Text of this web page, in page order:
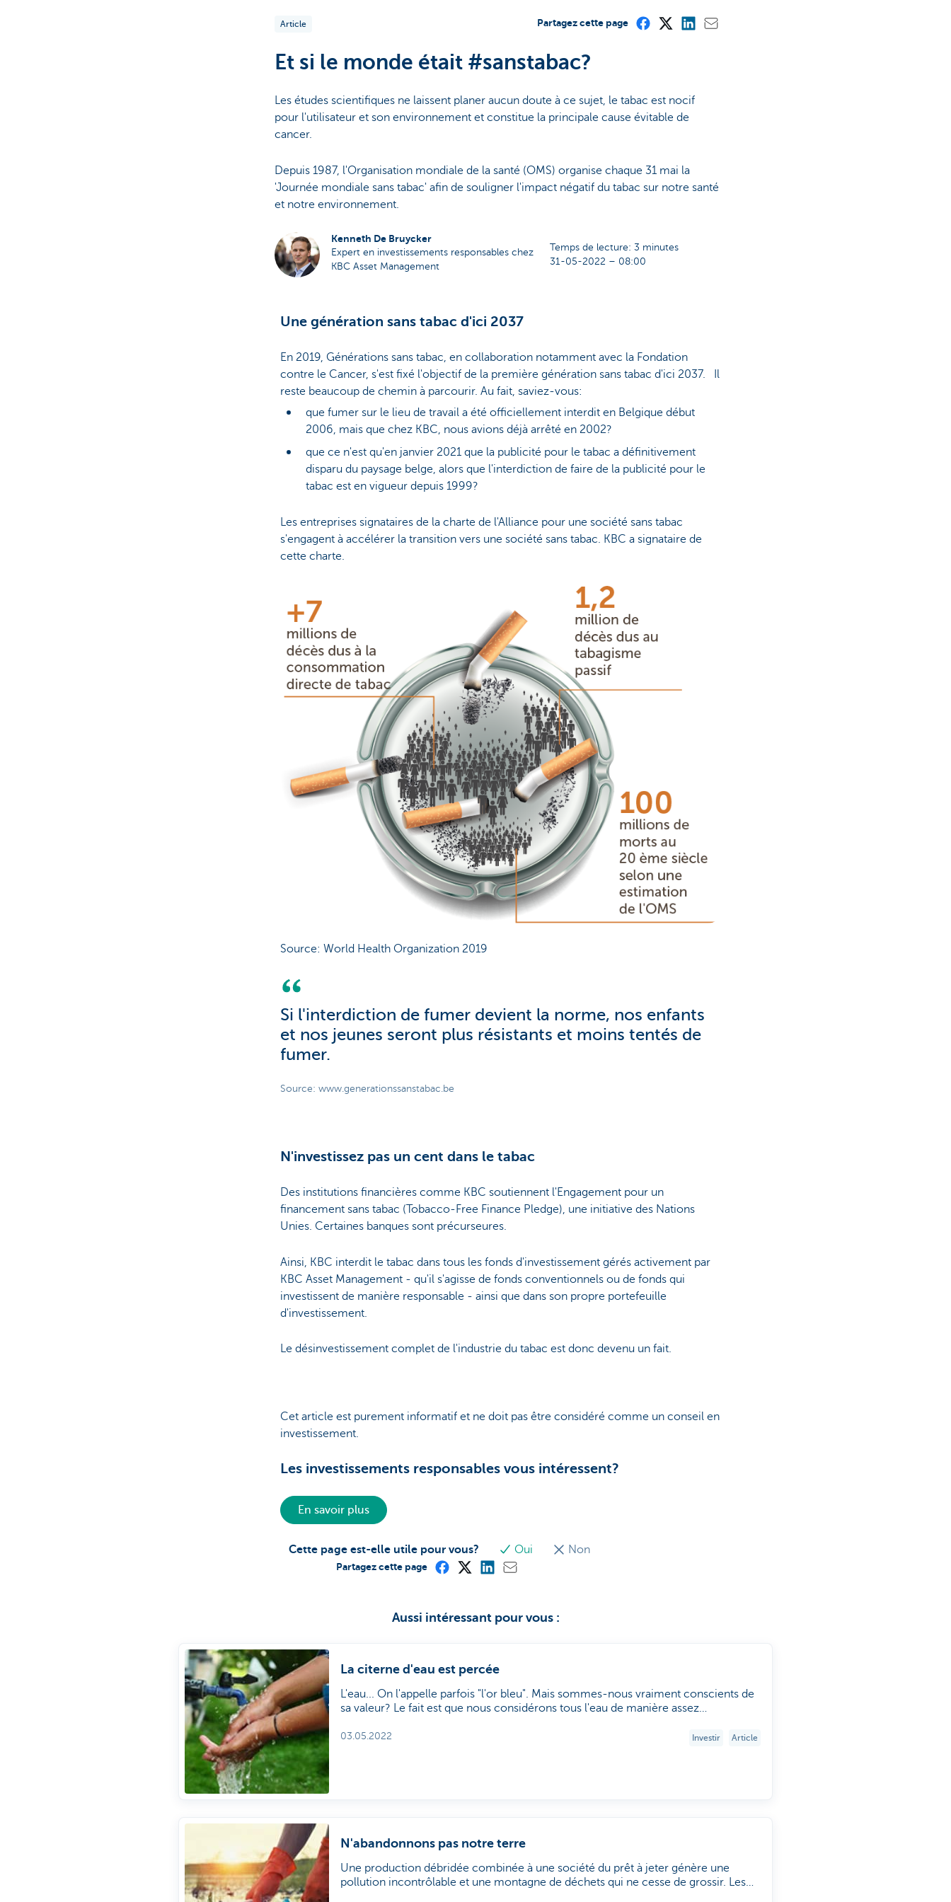
Article Partagez cette page
Et si le monde était #sanstabac?
Les études scientifiques ne laissent planer aucun doute à ce sujet, le tabac est nocif
pour l'utilisateur et son environnement et constitue la principale cause évitable de
cancer.
Depuis 1987, l'Organisation mondiale de la santé (OMS) organise chaque 31 mai la
'Journée mondiale sans tabac' afin de souligner l'impact négatif du tabac sur notre santé
et notre environnement.
Kenneth De Bruycker
Expert en investissements responsables chez
KBC Asset Management
Temps de lecture: 3 minutes
31-05-2022 – 08:00
Une génération sans tabac d'ici 2037
En 2019, Générations sans tabac, en collaboration notamment avec la Fondation
contre le Cancer, s'est fixé l'objectif de la première génération sans tabac d'ici 2037. Il
reste beaucoup de chemin à parcourir. Au fait, saviez-vous:
que fumer sur le lieu de travail a été officiellement interdit en Belgique début
2006, mais que chez KBC, nous avions déjà arrêté en 2002?
que ce n'est qu'en janvier 2021 que la publicité pour le tabac a définitivement
disparu du paysage belge, alors que l'interdiction de faire de la publicité pour le
tabac est en vigueur depuis 1999?
Les entreprises signataires de la charte de l'Alliance pour une société sans tabac
s'engagent à accélérer la transition vers une société sans tabac. KBC a signataire de
cette charte.
Source: World Health Organization 2019
Si l'interdiction de fumer devient la norme, nos enfants
et nos jeunes seront plus résistants et moins tentés de
fumer.
Source: www.generationssanstabac.be
N'investissez pas un cent dans le tabac
Des institutions financières comme KBC soutiennent l'Engagement pour un
financement sans tabac (Tobacco-Free Finance Pledge), une initiative des Nations
Unies. Certaines banques sont précurseures.
Ainsi, KBC interdit le tabac dans tous les fonds d'investissement gérés activement par
KBC Asset Management - qu'il s'agisse de fonds conventionnels ou de fonds qui
investissent de manière responsable - ainsi que dans son propre portefeuille
d'investissement.
Le désinvestissement complet de l'industrie du tabac est donc devenu un fait.
Cet article est purement informatif et ne doit pas être considéré comme un conseil en
investissement.
Les investissements responsables vous intéressent?
En savoir plus
Cette page est-elle utile pour vous? Oui Non
Partagez cette page
Aussi intéressant pour vous :
La citerne d'eau est percée
L'eau... On l'appelle parfois "l'or bleu". Mais sommes-nous vraiment conscients de
sa valeur? Le fait est que nous considérons tous l'eau de manière assez
problématique avec Kristine Walraevens, professeure d'hydrogéologie à
03.05.2022 Investir Article
N'abandonnons pas notre terre
Une production débridée combinée à une société du prêt à jeter génère une
pollution incontrôlable et une montagne de déchets qui ne cesse de grossir. Les